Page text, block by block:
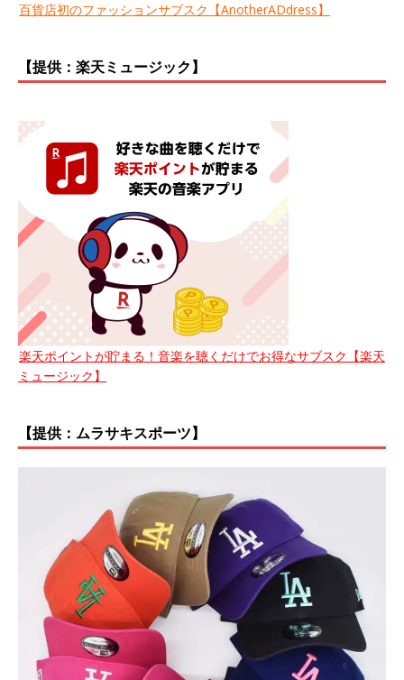
百貨店初のファッションサブスク【AnotherADdress】
【提供：楽天ミュージック】
楽天ポイントが貯まる！音楽を聴くだけでお得なサブスク【楽天
ミュージック】
【提供：ムラサキスポーツ】